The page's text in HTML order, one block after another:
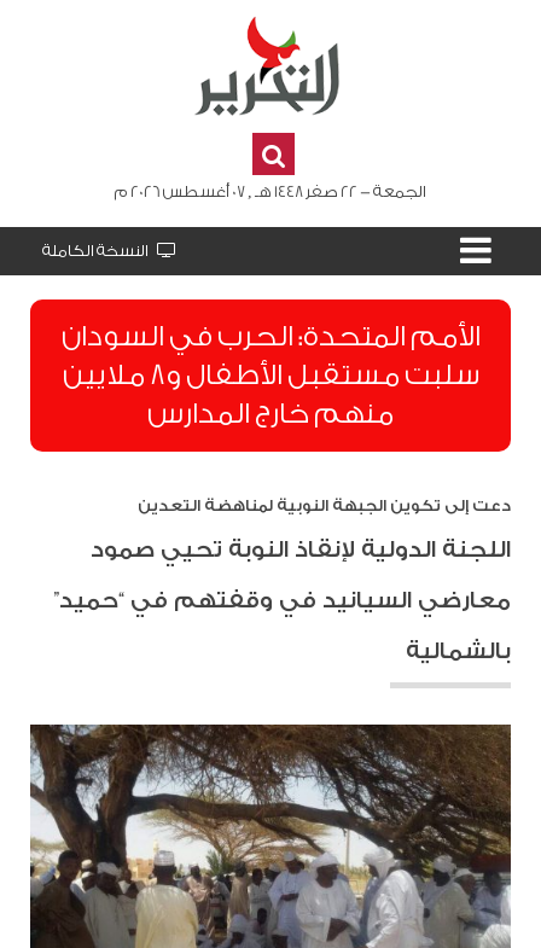
الجمعة - 22 صفر 1448 هـ , 07 أغسطس 2026 م
النسخة الكاملة
الأمم المتحدة: الحرب في السودان
سلبت مستقبل الأطفال و8 ملايين
منهم خارج المدارس
دعت إلى تكوين الجبهة النوبية لمناهضة التعدين
اللجنة الدولية لإنقاذ النوبة تحيي صمود
معارضي السيانيد في وقفتهم في “حميد”
بالشمالية